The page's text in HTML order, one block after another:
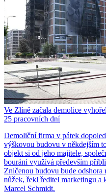
Ve Zlíně začala demolice
25 pracovních dní
Demoliční firma v pátek
výškovou budovu v někdejším
objekt si od jeho majitele,
bourání využívá především
Zničenou budovu bude
nůžek, řekl ředitel marketingu a
Marcel Schmidt.